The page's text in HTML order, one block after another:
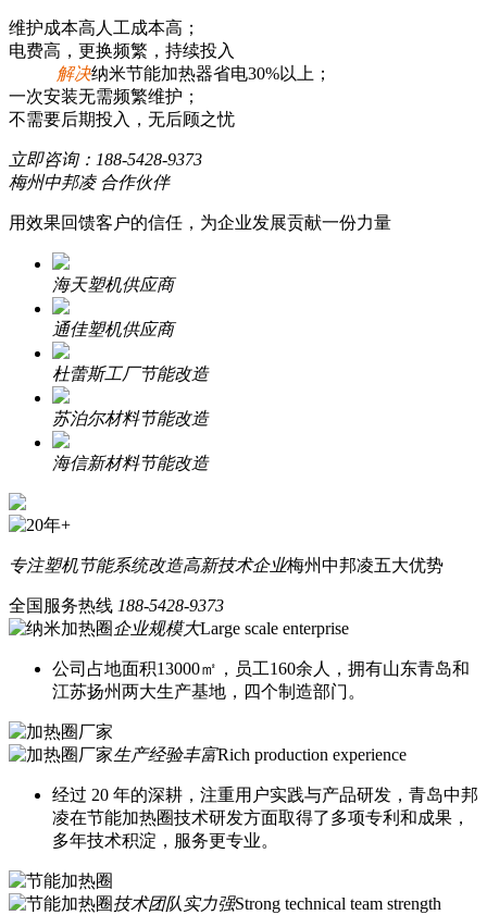
维护成本高人工成本高；
电费高，更换频繁，持续投入
解决纳米节能加热器省电30%以上；
一次安装无需频繁维护；
不需要后期投入，无后顾之忧
立即咨询： 188-5428-9373
梅州中邦凌 合作伙伴
用效果回馈客户的信任，为企业发展贡献一份力量
海天塑机供应商
通佳塑机供应商
杜蕾斯工厂节能改造
苏泊尔材料节能改造
海信新材料节能改造
专注塑机节能系统改造高新技术企业梅州中邦凌五大优势
全国服务热线 188-5428-9373
企业规模大Large scale enterprise
公司占地面积13000㎡，员工160余人，拥有山东青岛和
江苏扬州两大生产基地，四个制造部门。
生产经验丰富Rich production experience
经过 20 年的深耕，注重用户实践与产品研发，青岛中邦
凌在节能加热圈技术研发方面取得了多项专利和成果，
多年技术积淀，服务更专业。
技术团队实力强Strong technical team strength